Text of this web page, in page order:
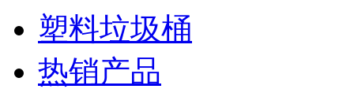
塑料垃圾桶
热销产品